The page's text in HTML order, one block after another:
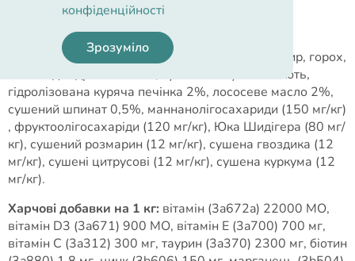
курка дегідрована 40%, рис, курячий жир, горох,
лосось дегідрований 4%, сушена яблучна м'якоть,
гідролізована куряча печінка 2%, лососеве масло 2%,
сушений шпинат 0,5%, маннанолігосахариди (150 мг/кг)
, фруктоолігосахаріди (120 мг/кг), Юка Шидігера (80 мг/
кг), сушений розмарин (12 мг/кг), сушена гвоздика (12
мг/кг), сушені цитрусові (12 мг/кг), сушена куркума (12
мг/кг).
Харчові добавки на 1 кг: вітамін (3a672a) 22000 МО,
вітамін D3 (3a671) 900 МО, вітамін E (3a700) 700 мг,
вітамін C (3a312) 300 мг, таурин (3a370) 2300 мг, біотин
конфіденційності
Зрозуміло